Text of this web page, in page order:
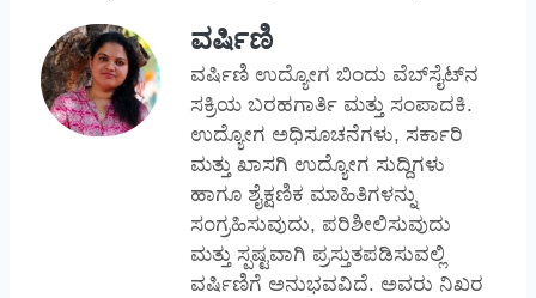
ವರ್ಷಿಣಿ
ವರ್ಷಿಣಿ ಉದ್ಯೋಗ ಬಿಂದು ವೆಬ್‌ಸೈಟ್‌ನ
ಸಕ್ರಿಯ ಬರಹಗಾರ್ತಿ ಮತ್ತು ಸಂಪಾದಕಿ.
ಉದ್ಯೋಗ ಅಧಿಸೂಚನೆಗಳು, ಸರ್ಕಾರಿ
ಮತ್ತು ಖಾಸಗಿ ಉದ್ಯೋಗ ಸುದ್ದಿಗಳು
ಹಾಗೂ ಶೈಕ್ಷಣಿಕ ಮಾಹಿತಿಗಳನ್ನು
ಸಂಗ್ರಹಿಸುವುದು, ಪರಿಶೀಲಿಸುವುದು
ಮತ್ತು ಸ್ಪಷ್ಟವಾಗಿ ಪ್ರಸ್ತುತಪಡಿಸುವಲ್ಲಿ
ವರ್ಷಿಣಿಗೆ ಅನುಭವವಿದೆ. ಅವರು ನಿಖರ